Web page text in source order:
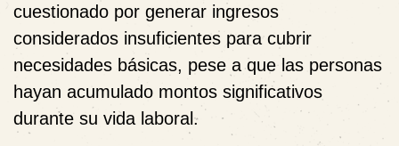
cuestionado por generar ingresos
considerados insuficientes para cubrir
necesidades básicas, pese a que las personas
hayan acumulado montos significativos
durante su vida laboral.